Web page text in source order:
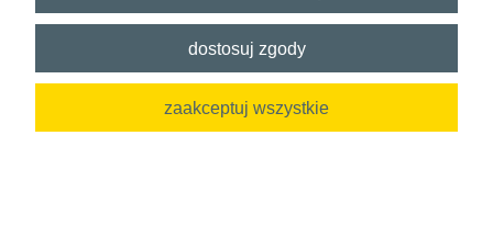
dostosuj zgody
zaakceptuj wszystkie